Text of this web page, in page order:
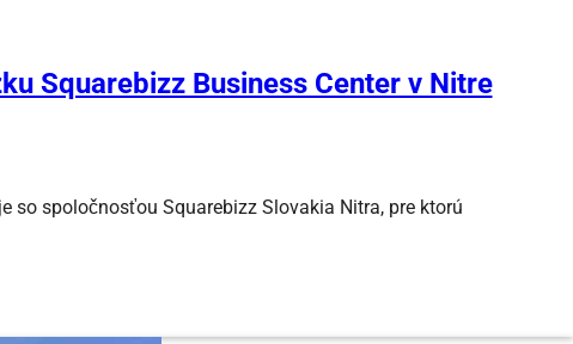
Squarebizz Business Center v Nitre
so spoločnosťou Squarebizz Slovakia Nitra, pre ktorú